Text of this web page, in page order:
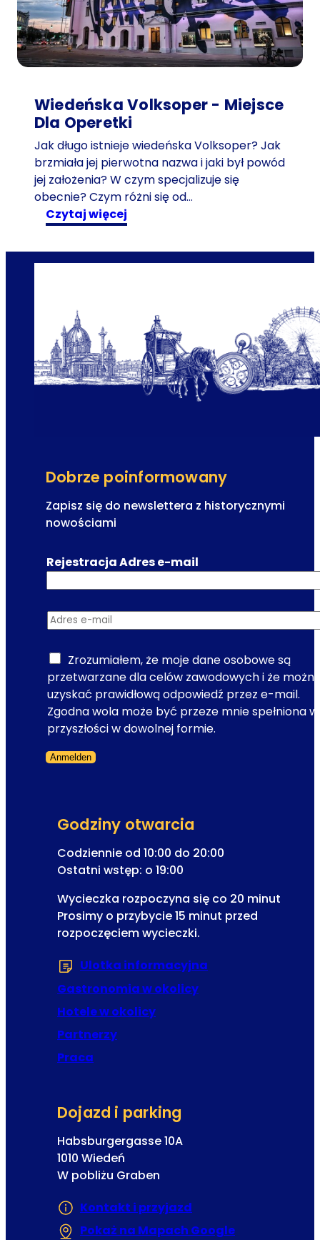
g
o
ś
ć
p
o
d
r
ó
ż
y
z
a
Wiedeńska Volksoper - Miejsce
Dla Operetki
Jak długo istnieje wiedeńska Volksoper? Jak
brzmiała jej pierwotna nazwa i jaki był powód
jej założenia? W czym specjalizuje się
obecnie? Czym różni się od…
czytaj więcej
W
i
e
a
V
o
p
e
m
i
e
j
s
e
d
l
a
o
k
i
Dobrze poinformowany
Zapisz się do newslettera z historycznymi
nowościami
Rejestracja Adres e-mail
Adres e-mail
Zrozumiałem, że moje dane osobowe są
przetwarzane dla celów zawodowych i że
uzyskać prawidłową odpowiedź przez e-mail.
Zgodna wola może być przeze mnie spełniona w
przyszłości w dowolnej formie.
Anmelden
Godziny otwarcia
Codziennie od 10:00 do 20:00
Ostatni wstęp: o 19:00
Wycieczka rozpoczyna się co 20 minut
Prosimy o przybycie 15 minut przed
rozpoczęciem wycieczki.
Ulotka informacyjna
Gastronomia w okolicy
Hotele w okolicy
Partnerzy
Praca
Dojazd i parking
Habsburgergasse 10A
1010 Wiedeń
W pobliżu Graben
Kontakt i przyjazd
Pokaż na Mapach Google